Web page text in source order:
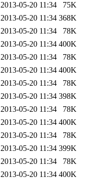
2013-05-20 11:34
75K
2013-05-20 11:34 368K
2013-05-20 11:34
78K
2013-05-20 11:34 400K
2013-05-20 11:34
78K
2013-05-20 11:34 400K
2013-05-20 11:34
78K
2013-05-20 11:34 398K
2013-05-20 11:34
78K
2013-05-20 11:34 400K
2013-05-20 11:34
78K
2013-05-20 11:34 399K
2013-05-20 11:34
78K
2013-05-20 11:34 400K